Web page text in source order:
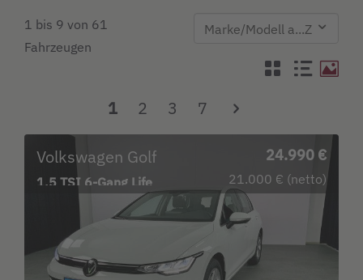
1 bis 9 von 61
Fahrzeugen
1 2 3 7
Volkswagen Golf
1.5 TSI 6-Gang Life
Garantie b.15.8.29 /
24.990 €
21.000 € (netto)